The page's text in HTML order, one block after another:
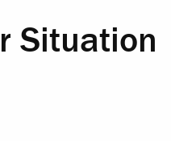
Situation